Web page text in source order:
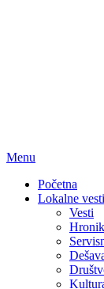
Menu
Početna
Lokalne vesti
Vesti